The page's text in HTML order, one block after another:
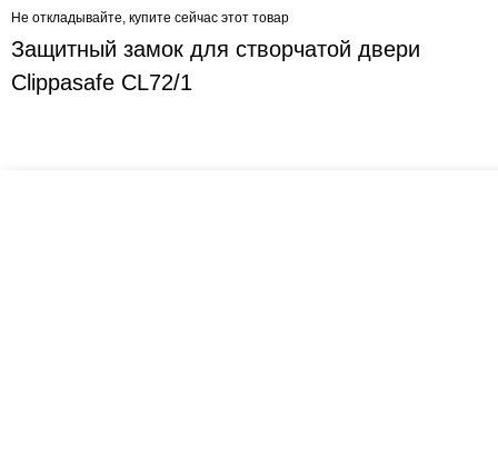
Не откладывайте, купите сейчас этот товар
Защитный замок для створчатой двери
Clippasafe CL72/1